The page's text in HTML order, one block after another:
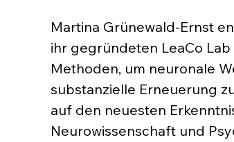
Martina Grünewald-Ernst
ihr gegründeten LeaCo Lab
Methoden, um neuronale
substanzielle Erneuerung
auf den neuesten
Neurowissenschaft und